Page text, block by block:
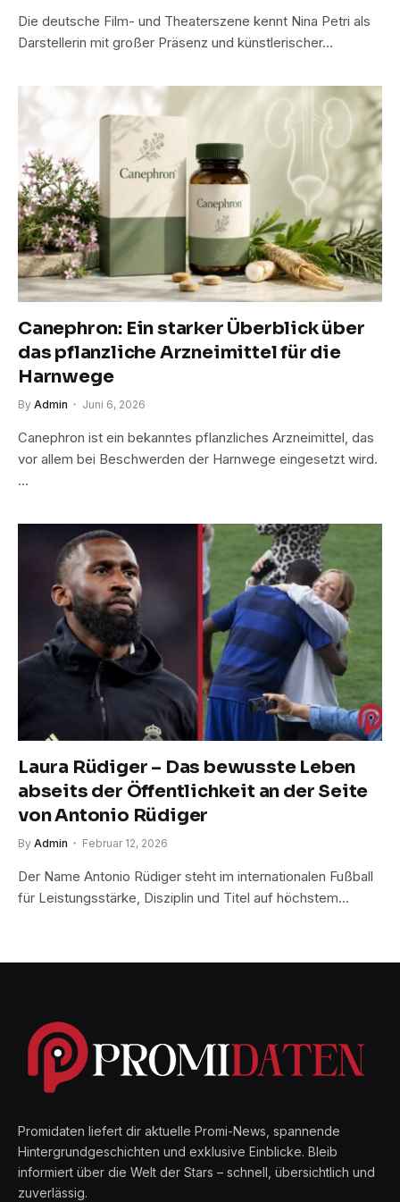
Die deutsche Film- und Theaterszene kennt Nina Petri als
Darstellerin mit großer Präsenz und künstlerischer…
Canephron: Ein starker Überblick über
das pflanzliche Arzneimittel für die
Harnwege
By Admin Juni 6, 2026
Canephron ist ein bekanntes pflanzliches Arzneimittel, das
vor allem bei Beschwerden der Harnwege eingesetzt wird.
…
Laura Rüdiger – Das bewusste Leben
abseits der Öffentlichkeit an der Seite
von Antonio Rüdiger
By Admin Februar 12, 2026
Der Name Antonio Rüdiger steht im internationalen Fußball
für Leistungsstärke, Disziplin und Titel auf höchstem…
Promidaten liefert dir aktuelle Promi-News, spannende
Hintergrundgeschichten und exklusive Einblicke. Bleib
informiert über die Welt der Stars – schnell, übersichtlich und
zuverlässig.